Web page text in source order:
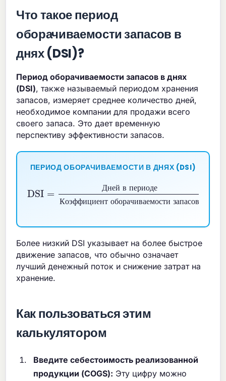
Что такое период
оборачиваемости запасов в
днях (DSI)?
Период оборачиваемости запасов в днях
(DSI), также называемый периодом хранения
запасов, измеряет среднее количество дней,
необходимое компании для продажи всего
своего запаса. Это дает временную
перспективу эффективности запасов.
ПЕРИОД ОБОРАЧИВАЕМОСТИ В ДНЯХ (DSI)
Дн ей в п ер и о де
К оэ ф фици ен т о б о ра чива ем о с ти запа с ов
Дней в периоде
=365
Годовая оборачиваемость
Более низкий DSI указывает на более быстрое
движение запасов, что обычно означает
лучший денежный поток и снижение затрат на
хранение.
Как пользоваться этим
калькулятором
Введите себестоимость реализованной
продукции (COGS): Эту цифру можно